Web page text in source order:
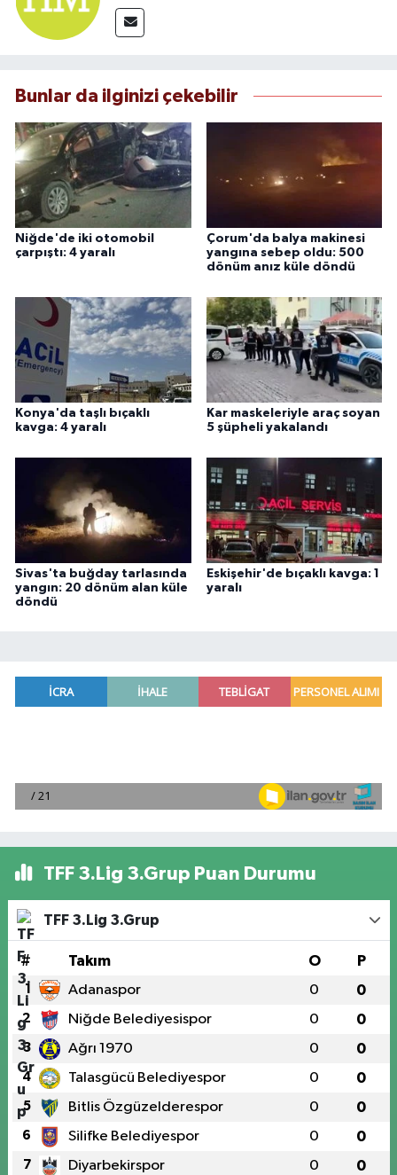
Bunlar da ilginizi çekebilir
Niğde'de iki otomobil
çarpıştı: 4 yaralı
Çorum'da balya makinesi
yangına sebep oldu: 500
dönüm anız küle döndü
Konya'da taşlı bıçaklı
kavga: 4 yaralı
Kar maskeleriyle araç soyan
5 şüpheli yakalandı
Sivas'ta buğday tarlasında
yangın: 20 dönüm alan küle
döndü
Eskişehir'de bıçaklı kavga: 1
yaralı
TFF 3.Lig 3.Grup Puan Durumu
TFF 3.Lig 3.Grup
# Takım O P
1 Adanaspor 0 0
2 Niğde Belediyesispor 0 0
3 Ağrı 1970 0 0
4 Talasgücü Belediyespor 0 0
5 Bitlis Özgüzelderespor 0 0
6 Silifke Belediyespor 0 0
7 Diyarbekirspor 0 0